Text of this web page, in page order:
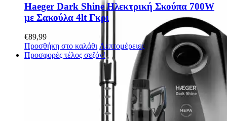
Haeger Dark Shine Ηλεκτρική Σκούπα 700W
με Σακούλα 4lt Γκρι
€89,99
Προσθήκη στο καλάθι Λεπτομέρειες
Προσφορές τέλος σεζόν!